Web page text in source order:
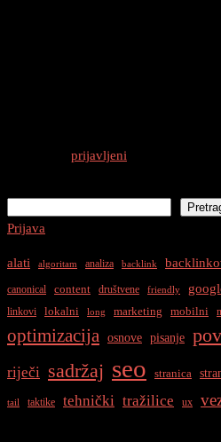
prijavljeni
Prijava
alati algoritam analiza backlink
canonical content društvene friendly
linkovi lokalni long marketing mobilni
optimizacija osnove pisanje
riječi sadržaj seo stranica
tail taktike tehnički tražilice ux